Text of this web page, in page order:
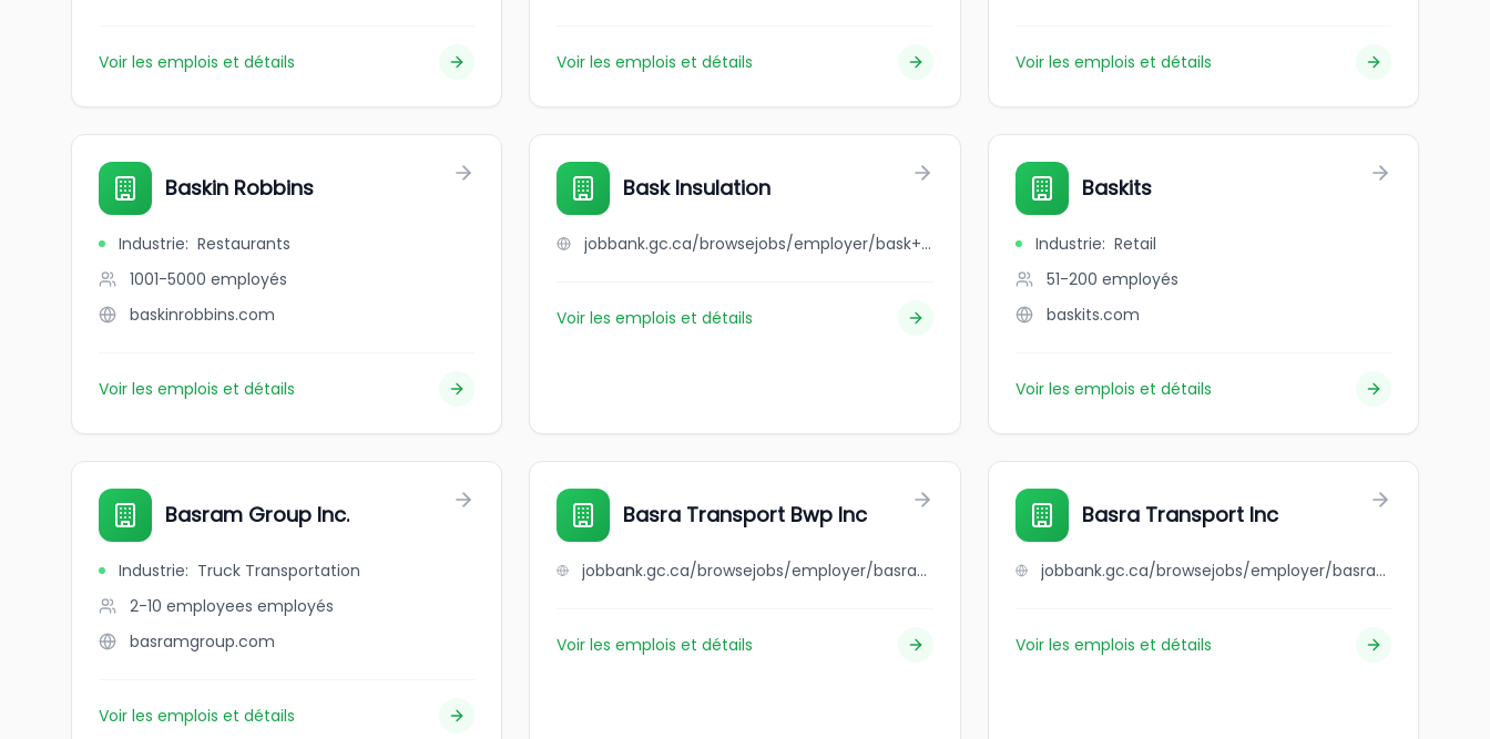
Voir les emplois et détails Voir les emplois et détails Voir les emplois et détails
Baskin Robbins
Industrie: Restaurants
1001-5000 employés
baskinrobbins.com
Voir les emplois et détails
Bask Insulation
jobbank.gc.ca/browsejobs/employer/bask+insulation/ca
Voir les emplois et détails
Baskits
Industrie: Retail
51-200 employés
baskits.com
Voir les emplois et détails
Basram Group Inc.
Industrie: Truck Transportation
2-10 employees employés
basramgroup.com
Voir les emplois et détails
Basra Transport Bwp Inc
jobbank.gc.ca/browsejobs/employer/basra+transport+bwp+inc/ca
Voir les emplois et détails
Basra Transport Inc
jobbank.gc.ca/browsejobs/employer/basra+transport+inc/ca
Voir les emplois et détails